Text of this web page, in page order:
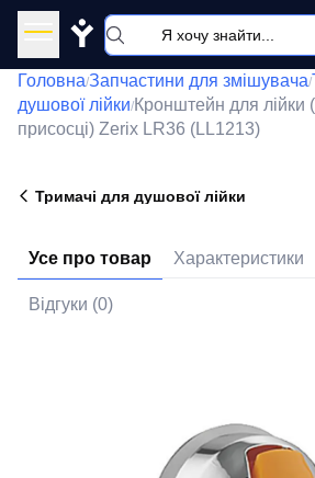
Y
Головна/Запчастини для змішувача/
душової лійки/Кронштейн для лійки
присосці) Zerix LR36 (LL1213)
Тримачі для душової лійки
Усе про товар Характеристики
Відгуки (0)